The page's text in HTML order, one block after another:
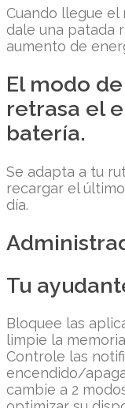
Cuando llegue
dale una patada
aumento de
El modo
retrasa el
batería.
Se adapta a tu
recargar el
día.
Tu
Bloquee las
limpie la
Controle las
encendido/
cambie a 2